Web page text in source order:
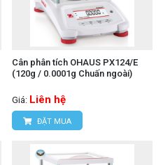
Cân phân tích OHAUS PX124/E
(120g / 0.0001g Chuấn ngoài)
Giá: Liên hệ
ĐẶT MUA